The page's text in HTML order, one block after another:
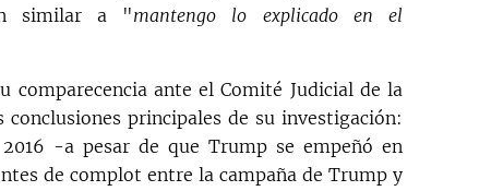
similar a "mantengo lo explicado en el
comparecencia ante el Comité Judicial de la
conclusiones principales de su investigación:
-a pesar de que Trump se empeñó en
de complot entre la campaña de Trump y